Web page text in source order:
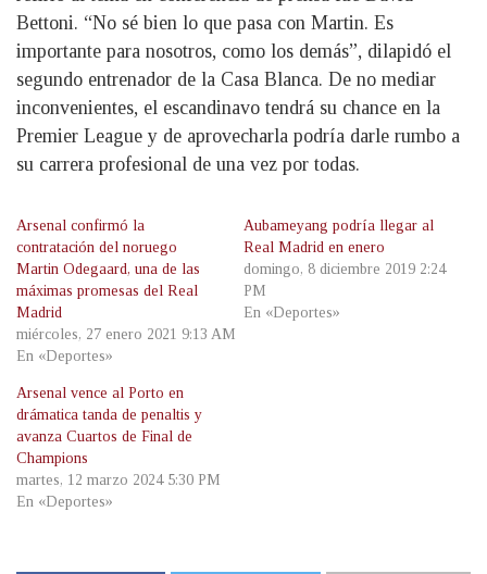
Bettoni. “No sé bien lo que pasa con Martin. Es
importante para nosotros, como los demás”, dilapidó el
segundo entrenador de la Casa Blanca. De no mediar
inconvenientes, el escandinavo tendrá su chance en la
Premier League y de aprovecharla podría darle rumbo a
su carrera profesional de una vez por todas.
Arsenal confirmó la
contratación del noruego
Martin Odegaard, una de las
máximas promesas del Real
Madrid
miércoles, 27 enero 2021 9:13 AM
En «Deportes»
Aubameyang podría llegar al
Real Madrid en enero
domingo, 8 diciembre 2019 2:24
PM
En «Deportes»
Arsenal vence al Porto en
drámatica tanda de penaltis y
avanza Cuartos de Final de
Champions
martes, 12 marzo 2024 5:30 PM
En «Deportes»